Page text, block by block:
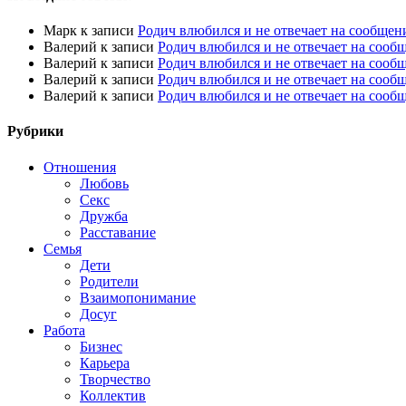
Марк к записи Родич влюбился и не отвечает на
Валерий к записи Родич влюбился и не отвечает на
Валерий к записи Родич влюбился и не отвечает на
Валерий к записи Родич влюбился и не отвечает на
Валерий к записи Родич влюбился и не отвечает на
Рубрики
Отношения
Любовь
Секс
Дружба
Расставание
Семья
Дети
Родители
Взаимопонимание
Досуг
Работа
Бизнес
Карьера
Творчество
Коллектив